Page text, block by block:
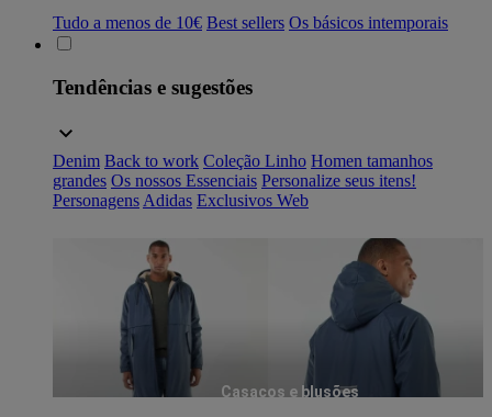
Tudo a menos de 10€ Best sellers Os básicos intemporais
Tendências e sugestões
Denim Back to work Coleção Linho Homen tamanhos
grandes Os nossos Essenciais Personalize seus itens!
Personagens Adidas Exclusivos Web
Casacos e blusões